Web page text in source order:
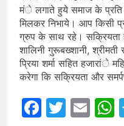
मंे लगाते हुये समाज के प्रति
मिलकर निभाये। आप किसी
ग्रुप के साथ रहे। सक्रियता
शालिनी गुरूबख्शानी, श्रीमती
प्रिया शर्मा सहित हजारांे
करेगा कि सक्रियता और